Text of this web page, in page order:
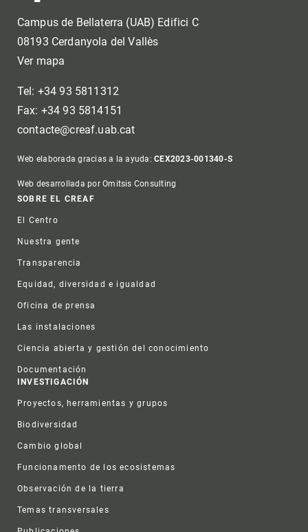
Campus de Bellaterra (UAB) Edifici C
08193 Cerdanyola del Vallès
Ver mapa
Tel: +34 93 5811312
Fax: +34 93 5814151
contacte@creaf.uab.cat
Web elaborada gracias a la ayuda:CEX2023-001340-S
Web desarrollada por Omitsis Consulting
Footer
SOBRE EL CREAF
El Centro
Nuestra gente
Transparencia
Equidad, diversidad e igualdad
Oficina de prensa
Las instalaciones
Ciencia abierta y gestión del conocimiento
Documentación
INVESTIGACIÓN
Proyectos, herramientas y grupos
Biodiversidad
Cambio global
Funcionamento de los ecosistemas
Observación de la tierra
Temas transversales